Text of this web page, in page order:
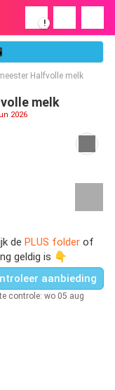
!
Halfvolle melk
melk
2026
de PLUS folder of
geldig is 👇
aanbieding
controle: wo 05 aug